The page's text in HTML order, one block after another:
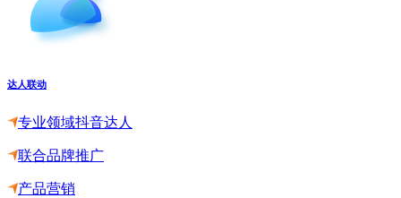
达人联动
专业领域抖音达人
联合品牌推广
产品营销